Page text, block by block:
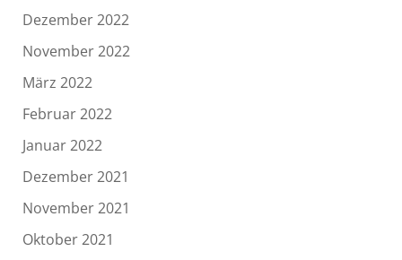
Dezember 2022
November 2022
März 2022
Februar 2022
Januar 2022
Dezember 2021
November 2021
Oktober 2021